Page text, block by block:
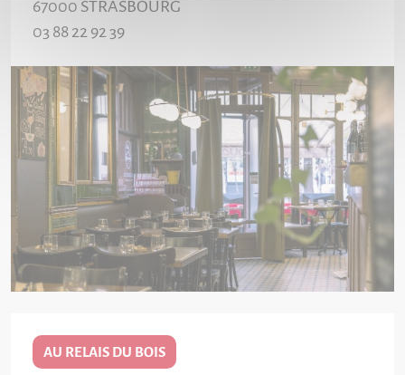
67000 STRASBOURG
03 88 22 92 39
AU RELAIS DU BOIS